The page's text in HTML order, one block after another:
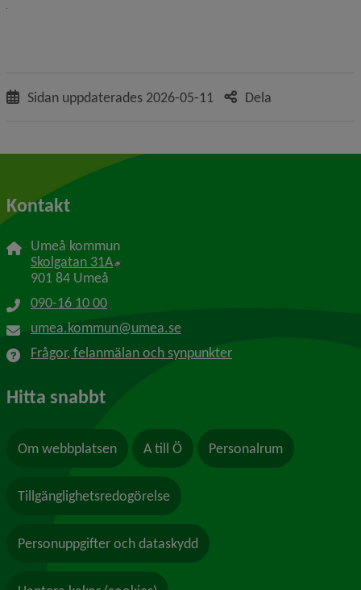
Sidan uppdaterades 2026-05-11 Dela
Kontakt
Umeå kommun
Skolgatan 31A Länk till annan webbplats, öppnas i nytt
901 84 Umeå
090-16 10 00
umea.kommun@umea.se
Frågor, felanmälan och synpunkter
Hitta snabbt
Om webbplatsen A till Ö Personalrum
Tillgänglighetsredogörelse
Personuppgifter och dataskydd